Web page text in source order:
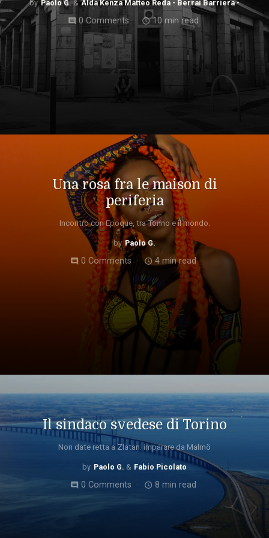
Paolo G. Alda Kenza Matteo Reda - Berrai Barriera -
comment 0 Comments access_time10 min read
Una rosa fra le maison di
periferia
Incontro con Epoque, tra Torino e il mondo.
Paolo G.
comment 0 Comments access_time 4 min read
Il sindaco svedese di Torino
Non date retta a Zlatan: imparare da Malmö
Paolo G. Fabio Picolato
comment0 Comments access_time 8 min read